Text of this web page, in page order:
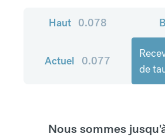
Haut 0.078
Actuel 0.077
de
Nous sommes